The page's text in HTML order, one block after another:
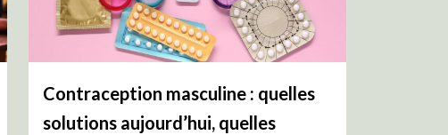
Contraception masculine : quelles
solutions aujourd’hui, quelles